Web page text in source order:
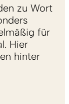
zu Wort
für
Hier
hinter